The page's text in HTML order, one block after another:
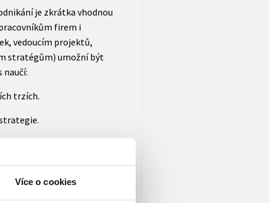
Více o cookies
je zkrátka vhodnou
firem i
vedoucím projektů,
stratégům) umožní být
naučí:
trzích.